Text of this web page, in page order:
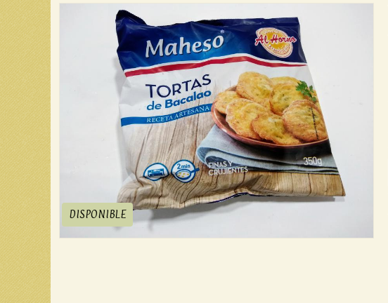
DISPONIBLE